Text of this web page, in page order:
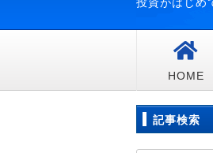
HOME
記事検索